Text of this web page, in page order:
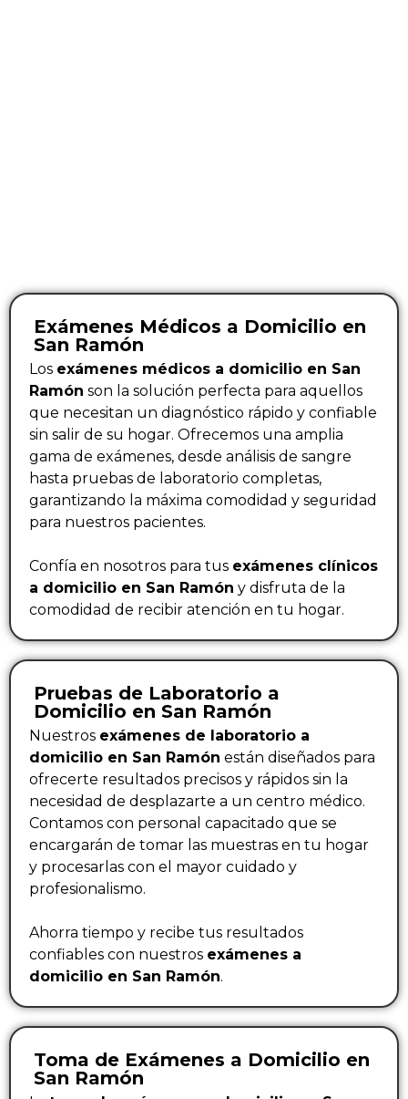
Exámenes Médicos a Domicilio en
San Ramón
Los exámenes médicos a domicilio en San
Ramón son la solución perfecta para aquellos
que necesitan un diagnóstico rápido y confiable
sin salir de su hogar. Ofrecemos una amplia
gama de exámenes, desde análisis de sangre
hasta pruebas de laboratorio completas,
garantizando la máxima comodidad y seguridad
para nuestros pacientes.
Confía en nosotros para tus exámenes clínicos
a domicilio en San Ramón y disfruta de la
comodidad de recibir atención en tu hogar.
Pruebas de Laboratorio a
Domicilio en San Ramón
Nuestros exámenes de laboratorio a
domicilio en San Ramón están diseñados para
ofrecerte resultados precisos y rápidos sin la
necesidad de desplazarte a un centro médico.
Contamos con personal capacitado que se
encargarán de tomar las muestras en tu hogar
y procesarlas con el mayor cuidado y
profesionalismo.
Ahorra tiempo y recibe tus resultados
confiables con nuestros exámenes a
domicilio en San Ramón.
Toma de Exámenes a Domicilio en
San Ramón